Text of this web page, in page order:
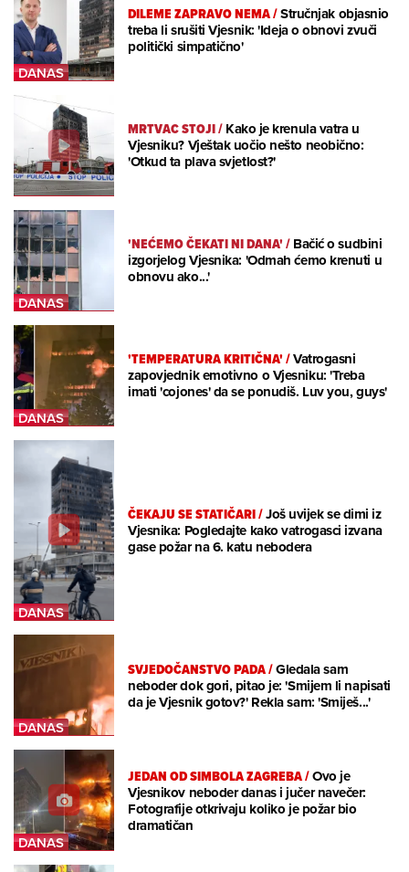
DILEME ZAPRAVO NEMA/Stručnjak objasnio
treba li srušiti Vjesnik: 'Ideja o obnovi zvuči
politički simpatično'
MRTVAC STOJI/Kako je krenula vatra u
Vjesniku? Vještak uočio nešto neobično:
'Otkud ta plava svjetlost?'
'NEĆEMO ČEKATI NI DANA'/Bačić o sudbini
izgorjelog Vjesnika: 'Odmah ćemo krenuti u
obnovu ako...'
'TEMPERATURA KRITIČNA'/Vatrogasni
zapovjednik emotivno o Vjesniku: 'Treba
imati 'cojones' da se ponudiš. Luv you, guys'
ČEKAJU SE STATIČARI/Još uvijek se dimi iz
Vjesnika: Pogledajte kako vatrogasci izvana
gase požar na 6. katu nebodera
SVJEDOČANSTVO PADA/Gledala sam
neboder dok gori, pitao je: 'Smijem li napisati
da je Vjesnik gotov?' Rekla sam: 'Smiješ...'
JEDAN OD SIMBOLA ZAGREBA/Ovo je
Vjesnikov neboder danas i jučer navečer:
Fotografije otkrivaju koliko je požar bio
dramatičan